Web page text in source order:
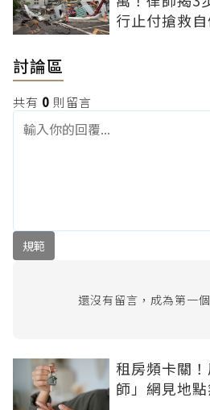
行止付搶救
討論區
共有 0 則留言
規範
還沒有留言，成為第一
租房頻卡關
師」網見地